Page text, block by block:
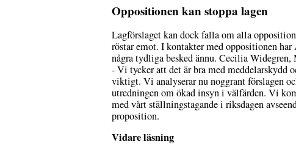
Oppositionen kan stoppa lagen
Lagförslaget kan dock falla om alla
röstar emot. I kontakter med oppositionen
några tydliga besked ännu. Cecilia Widegren,
- Vi tycker att det är bra med meddelarskydd
viktigt. Vi analyserar nu noggrant förslagen
utredningen om ökad insyn i välfärden. Vi
med vårt ställningstagande i riksdagen
proposition.
Vidare läsning